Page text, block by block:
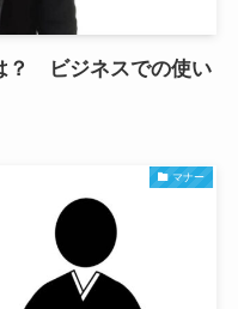
？ ビジネスでの使い
マナー